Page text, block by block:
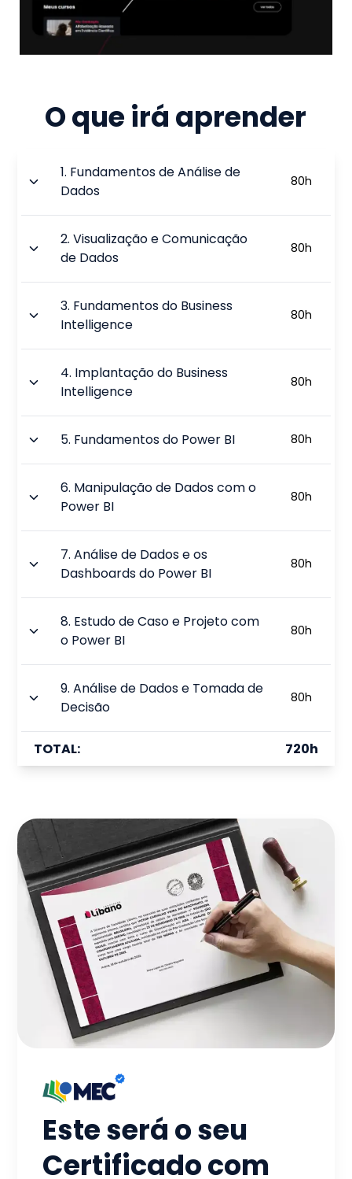
O que irá aprender
1. Fundamentos de Análise de
Dados
80h
2.Visualização e Comunicação
de Dados
80h
3. Fundamentos do Business
Intelligence
80h
4. Implantação do Business
Intelligence
80h
5. Fundamentos do Power BI 80h
6. Manipulação de Dados com o
Power BI
80h
7.Análise de Dados e os
Dashboards do Power BI
80h
8. Estudo de Caso e Projeto com
o Power BI
80h
9.Análise de Dados e Tomada de
Decisão
80h
TOTAL: 720h
Este será o seu
Certificado com